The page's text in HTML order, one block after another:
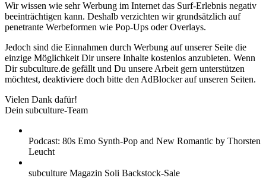
Wir wissen wie sehr Werbung im Internet das Surf-Erlebnis negativ
beeinträchtigen kann. Deshalb verzichten wir grundsätzlich auf
penetrante Werbeformen wie Pop-Ups oder Overlays.
Jedoch sind die Einnahmen durch Werbung auf unserer Seite die
einzige Möglichkeit Dir unsere Inhalte kostenlos anzubieten. Wenn
Dir subculture.de gefällt und Du unsere Arbeit gern unterstützen
möchtest, deaktiviere doch bitte den AdBlocker auf unseren Seiten.
Vielen Dank dafür!
Dein subculture-Team
Podcast: 80s Emo Synth-Pop and New Romantic by Thorsten
Leucht
subculture Magazin Soli Backstock-Sale